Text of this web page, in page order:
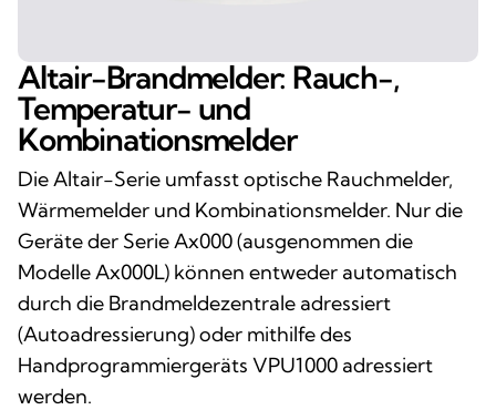
Altair-Brandmelder: Rauch-,
Temperatur- und
Kombinationsmelder
Die Altair-Serie umfasst optische Rauchmelder,
Wärmemelder und Kombinationsmelder. Nur die
Geräte der Serie Ax000 (ausgenommen die
Modelle Ax000L) können entweder automatisch
durch die Brandmeldezentrale adressiert
(Autoadressierung) oder mithilfe des
Handprogrammiergeräts VPU1000 adressiert
werden.